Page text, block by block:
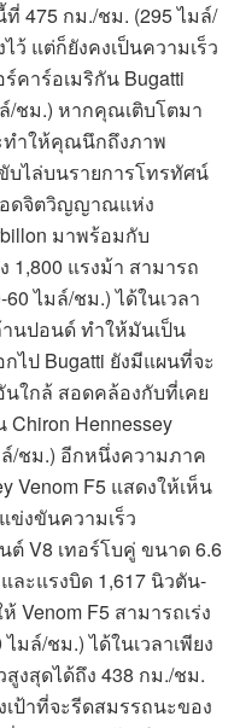
475 กม./ชม. (295 ไมล์/
ว้ แต่ก็ยังคงเป็นความเร็ว
คาร์อเมริกัน Bugatti
/ชม.) หากคุณเติบโตมา
ทำให้คุณนึกถึงภาพ
บไล่บนรายการโทรทัศน์
อดจิตวิญญาณแห่ง
มาพร้อมกับ
1,800 แรงม้า สามารถ
ไมล์/ชม.) ได้ในเวลา
นปอนด์ ทำให้มันเป็น
ไป Bugatti ยังมีแผนที่จะ
ใกล้ สอดคล้องกับที่เคย
Hennessey
ล์/ชม.) อีกหนึ่งความภาค
Venom F5 แสดงให้เห็น
ข่งขันความเร็ว
ต์ V8 เทอร์โบคู่ ขนาด 6.6
ละแรงบิด 1,617 นิวตัน-
Venom F5 สามารถเร่ง
มล์/ชม.) ได้ในเวลาเพียง
งสุดได้ถึง 438 กม./ชม.
เป้าที่จะรีดสมรรถนะของ